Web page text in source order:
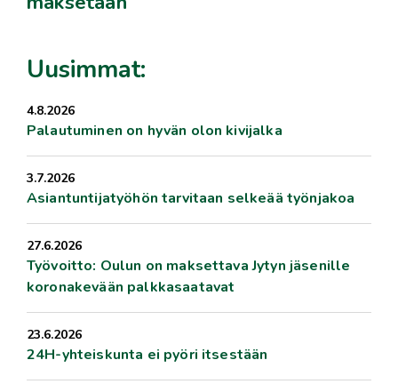
Uusimmat:
4.8.2026
Palautuminen on hyvän olon kivijalka
3.7.2026
Asiantuntijatyöhön tarvitaan selkeää työnjakoa
27.6.2026
Työvoitto: Oulun on maksettava Jytyn jäsenille
koronakevään palkkasaatavat
23.6.2026
24H-yhteiskunta ei pyöri itsestään